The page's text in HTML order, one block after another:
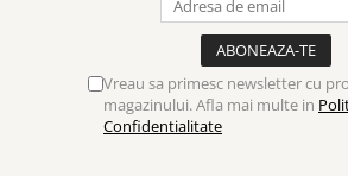
Vreau sa primesc newsletter cu
magazinului. Afla mai multe in
Confidentialitate